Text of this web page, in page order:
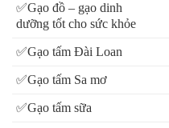
✅Gạo đồ – gạo dinh
dưỡng tốt cho sức khỏe
✅Gạo tấm Đài Loan
✅Gạo tấm Sa mơ
✅Gạo tấm sữa